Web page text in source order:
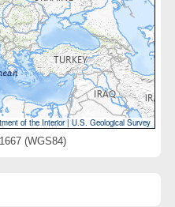
of the Interior|U.S. Geological Survey
(WGS84)